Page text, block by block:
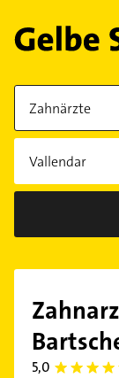
5,0 5.0